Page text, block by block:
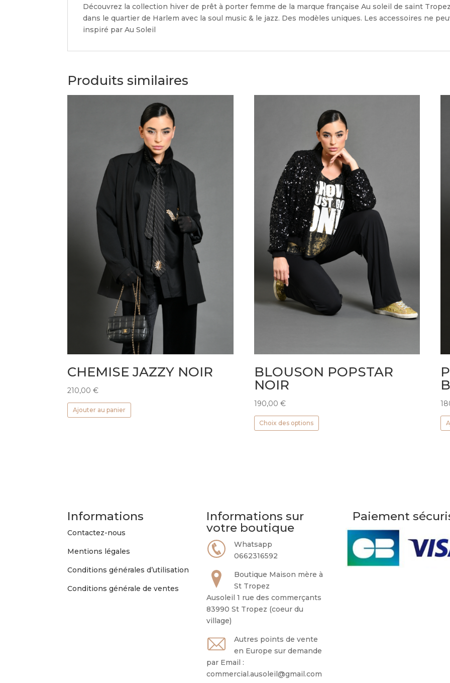
Découvrez la collection hiver de prêt à porter femme de la marque française Au soleil de saint
dans le quartier de Harlem avec la soul music & le jazz. Des modèles uniques. Les accessoires ne
inspiré par Au Soleil
Produits similaires
CHEMISE JAZZY NOIR
210,00€
Ajouter au panier
BLOUSON POPSTAR
NOIR
190,00 €
Choix des options
Ce
produit
Informations
Contactez-nous
Mentions légales
Conditions générales d’utilisation
Conditions générale de ventes
Informations sur
votre boutique
Whatsapp
0662316592
Boutique Maison mère à
St Tropez
Ausoleil 1 rue des commerçants
83990 St Tropez (coeur du
village)
Autres points de vente
en Europe sur demande
par Email :
commercial.ausoleil@gmail.com
Paiement